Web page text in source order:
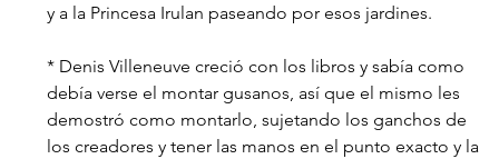
y a la Princesa Irulan paseando por esos jardines.
* Denis Villeneuve creció con los libros y sabía como
debía verse el montar gusanos, así que el mismo les
demostró como montarlo, sujetando los ganchos de
los creadores y tener las manos en el punto exacto y la